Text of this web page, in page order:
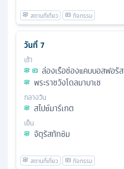
วันที่ 7
เช้า
ล่องเรือช่องแคบบอสฟอรัส
พระราชวังโดลมาบาเช
กลางวัน
สไปซ์มาร์เกต
เย็น
จัตุรัสทักซิม